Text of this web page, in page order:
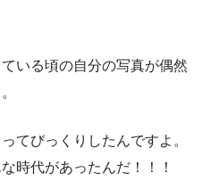
いる頃の自分の写真が偶然
てびっくりしたんですよ。
時代があったんだ！！！